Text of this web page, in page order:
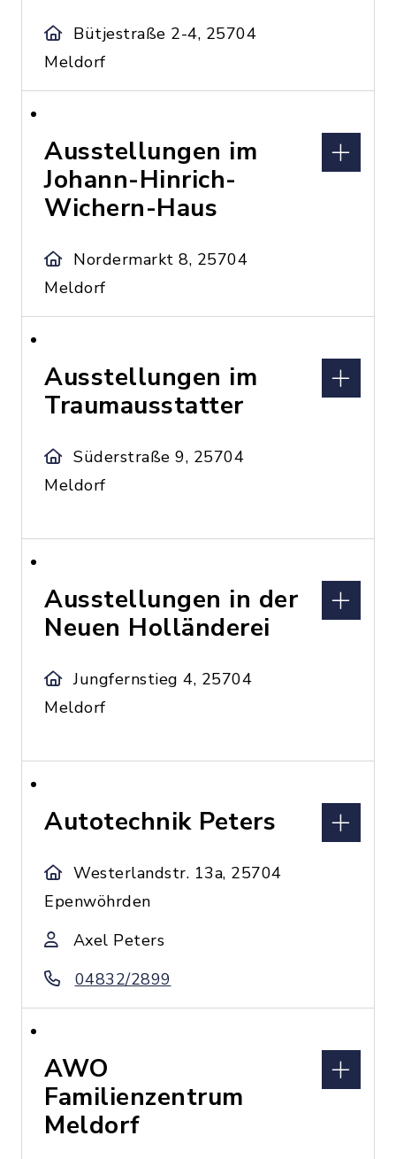
Bütjestraße 2-4, 25704
Meldorf
Ausstellungen im
Johann-Hinrich-
Wichern-Haus
Nordermarkt 8, 25704
Meldorf
Ausstellungen im
Traumausstatter
Süderstraße 9, 25704
Meldorf
Ausstellungen in der
Neuen Holländerei
Jungfernstieg 4, 25704
Meldorf
Autotechnik Peters
Westerlandstr. 13a, 25704
Epenwöhrden
Axel Peters
04832/2899
AWO
Familienzentrum
Meldorf